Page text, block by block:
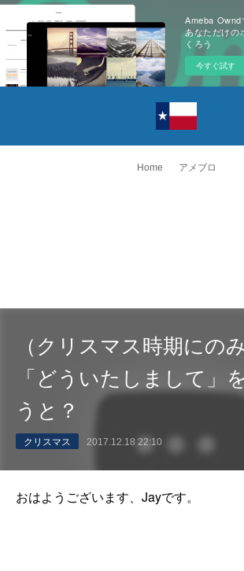
Ameba Ownd
あなただけの
くろう
今すぐ試す
Home アメブロ
（クリスマス時期にの
「どういたしまして」
うと？
クリスマス 2017.12.18 22:10
おはようございます、Jayです。